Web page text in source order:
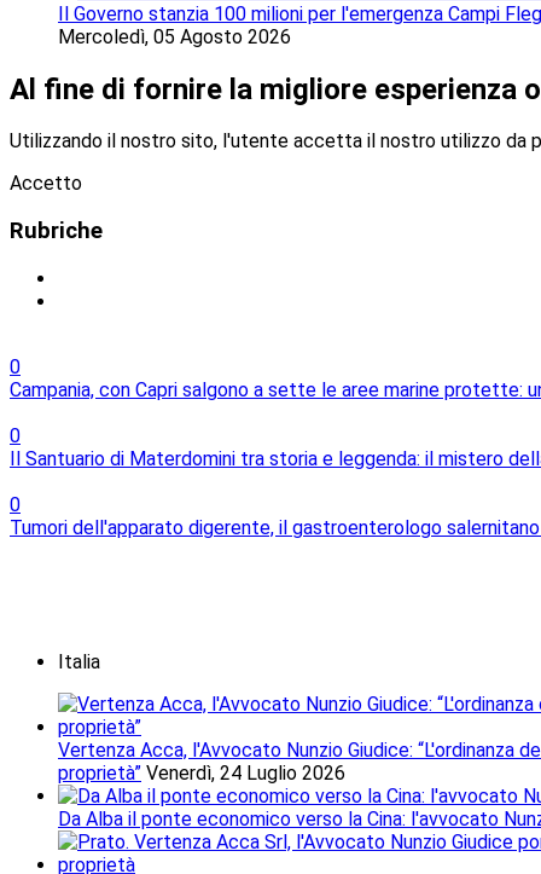
Il Governo stanzia 100 milioni per l'emergenza Campi
Mercoledì, 05 Agosto 2026
Al fine di fornire la migliore esperienza
Utilizzando il nostro sito, l'utente accetta il nostro utilizzo da
Accetto
Rubriche
0
Campania, con Capri salgono a sette le aree marine
0
Il Santuario di Materdomini tra storia e leggenda: il mistero
0
Tumori dell'apparato digerente, il gastroenterologo
Italia
Vertenza Acca, l'Avvocato Nunzio Giudice:
proprietà” Venerdì, 24 Luglio 2026
Da Alba il ponte economico verso la Cina: l'avvocato